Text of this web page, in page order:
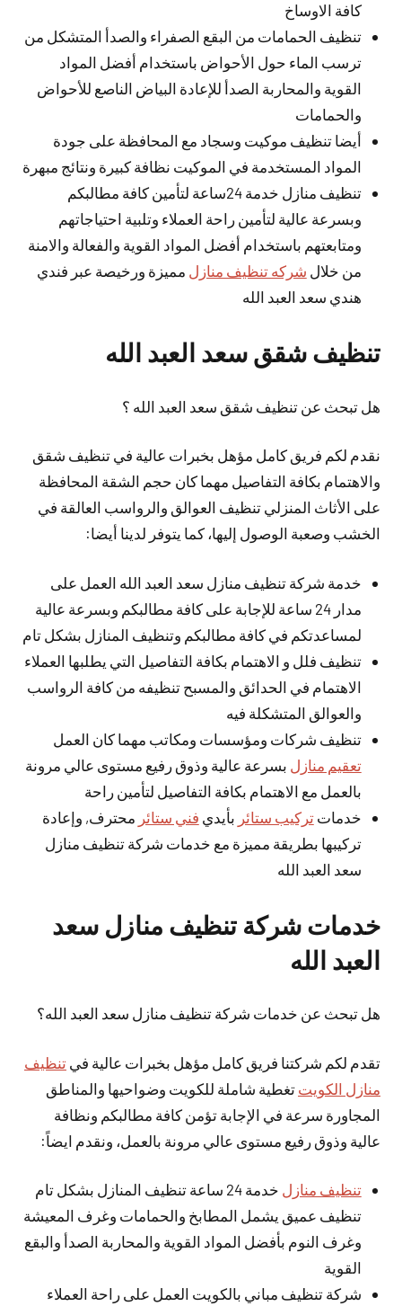
كافة الاوساخ
تنظيف الحمامات من البقع الصفراء والصدأ المتشكل من
ترسب الماء حول الأحواض باستخدام أفضل المواد
القوية والمحاربة الصدأ للإعادة البياض الناصع للأحواض
والحمامات
أيضا تنظيف موكيت وسجاد مع المحافظة على جودة
المواد المستخدمة في الموكيت نظافة كبيرة ونتائج مبهرة
تنظيف منازل خدمة 24ساعة لتأمين كافة مطالبكم
وبسرعة عالية لتأمين راحة العملاء وتلبية احتياجاتهم
ومتابعتهم باستخدام أفضل المواد القوية والفعالة والامنة
من خلال شركه تنظيف منازل مميزة ورخيصة عبر فندي
هندي سعد العبد الله
تنظيف شقق سعد العبد الله
هل تبحث عن تنظيف شقق سعد العبد الله ؟
نقدم لكم فريق كامل مؤهل بخبرات عالية في تنظيف شقق
والاهتمام بكافة التفاصيل مهما كان حجم الشقة المحافظة
على الأثاث المنزلي تنظيف العوالق والرواسب العالقة في
الخشب وصعبة الوصول إليها، كما يتوفر لدينا أيضا:
خدمة شركة تنظيف منازل سعد العبد الله العمل على
مدار 24 ساعة للإجابة على كافة مطالبكم وبسرعة عالية
لمساعدتكم في كافة مطالبكم وتنظيف المنازل بشكل تام
تنظيف فلل و الاهتمام بكافة التفاصيل التي يطلبها العملاء
الاهتمام في الحدائق والمسبح تنظيفه من كافة الرواسب
والعوالق المتشكلة فيه
تنظيف شركات ومؤسسات ومكاتب مهما كان العمل
تعقيم منازل بسرعة عالية وذوق رفيع مستوى عالي مرونة
بالعمل مع الاهتمام بكافة التفاصيل لتأمين راحة
خدماتتركيب ستائر بأيدي فني ستائر محترف, وإعادة
تركيبها بطريقة مميزة مع خدمات شركة تنظيف منازل
سعد العبد الله
خدمات شركة تنظيف منازل سعد
العبد الله
هل تبحث عن خدمات شركة تنظيف منازل سعد العبد الله؟
تقدم لكم شركتنا فريق كامل مؤهل بخبرات عالية في تنظيف
منازل الكويت تغطية شاملة للكويت وضواحيها والمناطق
المجاورة سرعة في الإجابة تؤمن كافة مطالبكم ونظافة
عالية وذوق رفيع مستوى عالي مرونة بالعمل، ونقدم ايضاً:
تنظيف منازل
خدمة 24 ساعة تنظيف المنازل بشكل تام
تنظيف عميق يشمل المطابخ والحمامات وغرف المعيشة
وغرف النوم بأفضل المواد القوية والمحاربة الصدأ والبقع
القوية
شركة تنظيف مباني بالكويت العمل على راحة العملاء